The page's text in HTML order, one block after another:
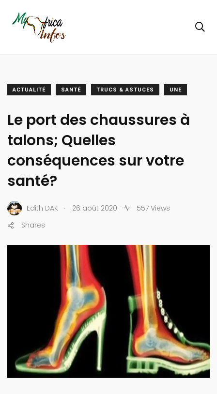
ACTUALITÉ SANTÉ TRUCS & ASTUCES UNE
Le port des chaussures à
talons; Quelles
conséquences sur votre
santé?
Edith DAK . 26 août 2020
557 Views
Shares